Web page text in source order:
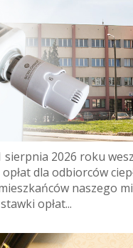
sierpnia 2026 roku
dla odbiorców
naszego
opłat...